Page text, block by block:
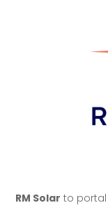
RM Solar to portal